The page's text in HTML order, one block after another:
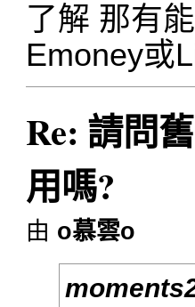
了解 那有
Emoney或
Re: 請問
用嗎?
由 o慕雲o